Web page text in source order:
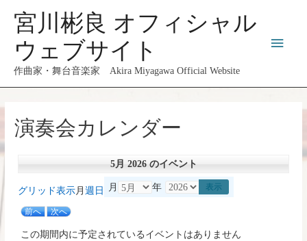
ッ
宮川彬良 オフィシャル
ウェブサイト
作曲家・舞台音楽家 Akira Miyagawa Official Website
メ
演奏会カレンダー
5月 2026 のイベント
グリッド表示 月週 日 月 年
前へ 次へ
この期間内に予定されているイベントはありません